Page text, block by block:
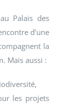
Palais des
d’une
la
Mais aussi :
les projets